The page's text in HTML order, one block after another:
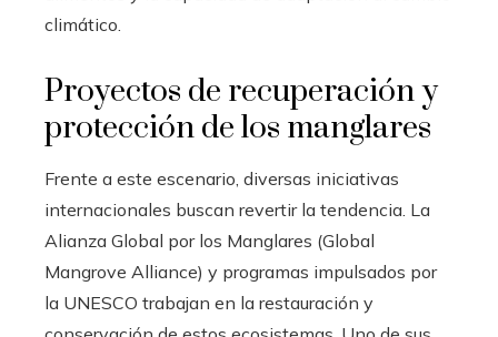
climático.
Proyectos de recuperación y
protección de los manglares
Frente a este escenario, diversas iniciativas
internacionales buscan revertir la tendencia. La
Alianza Global por los Manglares (Global
Mangrove Alliance) y programas impulsados por
la UNESCO trabajan en la restauración y